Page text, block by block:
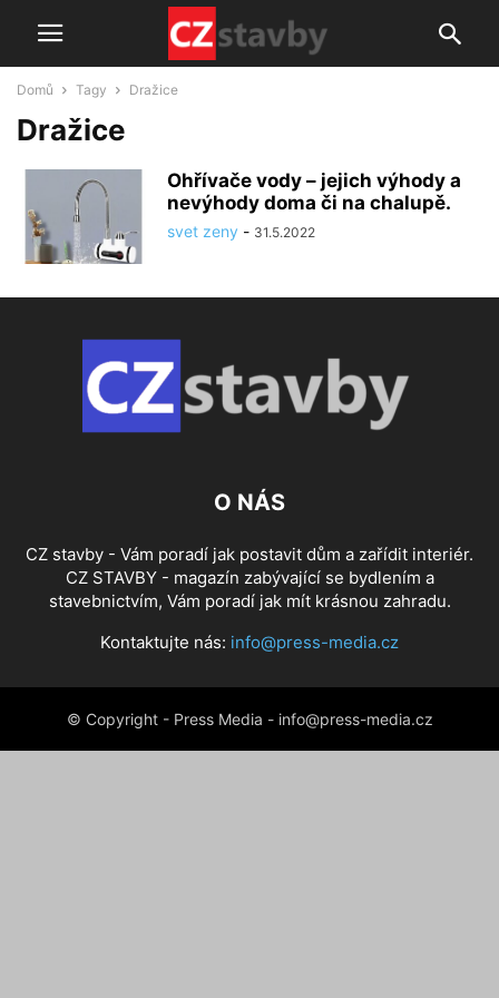
Domů Tagy Dražice
Dražice
Ohřívače vody – jejich výhody a
nevýhody doma či na chalupě.
svet zeny - 31.5.2022
O NÁS
CZ stavby - Vám poradí jak postavit dům a zařídit interiér.
CZ STAVBY - magazín zabývající se bydlením a
stavebnictvím, Vám poradí jak mít krásnou zahradu.
Kontaktujte nás: info@press-media.cz
© Copyright - Press Media - info@press-media.cz